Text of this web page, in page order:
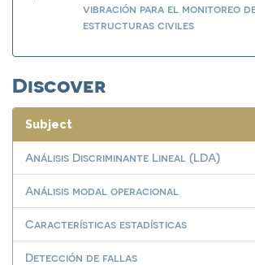
vibración para el monitoreo
estructuras civiles
Discover
Subject
Análisis Discriminante Lineal (LDA)
Análisis modal operacional
Características estadísticas
Detección de fallas